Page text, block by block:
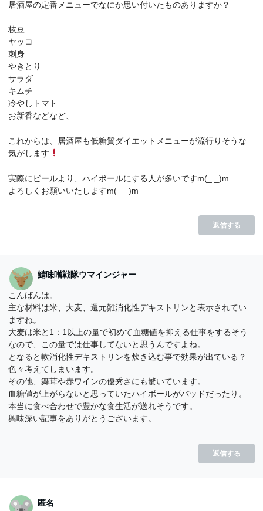
居酒屋の定番メニューでなにか思い付いたものありますか？
枝豆
ヤッコ
刺身
やきとり
サラダ
キムチ
冷やしトマト
お新香などなど、
これからは、居酒屋も低糖質ダイエットメニューが流行りそうな
気がします
実際にビールより、ハイボールにする人が多いですm(_ _)m
よろしくお願いいたしますm(_ _)m
返信する
鯖味噌戦隊ウマインジャー
こんばんは。
主な材料は米、大麦、還元難消化性デキストリンと表示されてい
ますね。
大麦は米と1：1以上の量で初めて血糖値を抑える仕事をするそう
なので、この量では仕事してないと思うんですよね。
となると軟消化性デキストリンを炊き込む事で効果が出ている？
色々考えてしまいます。
その他、舞茸や赤ワインの優秀さにも驚いています。
血糖値が上がらないと思っていたハイボールがバッドだったり。
本当に食べ合わせで豊かな食生活が送れそうです。
興味深い記事をありがとうございます。
返信する
匿名